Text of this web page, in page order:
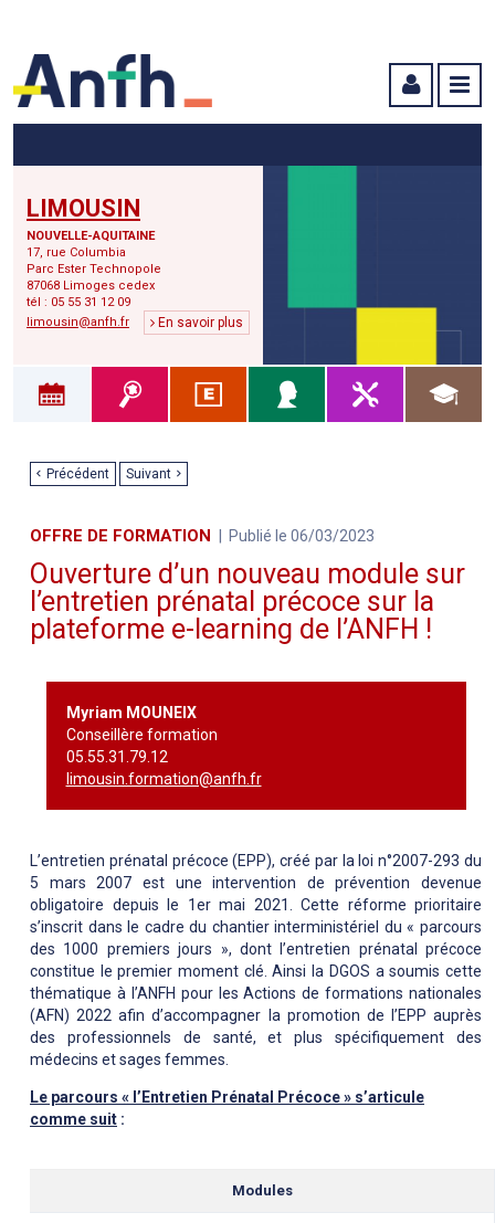
LIMOUSIN
NOUVELLE-AQUITAINE
17, rue Columbia
Parc Ester Technopole
87068 Limoges cedex
tél : 05 55 31 12 09
limousin@anfh.fr
En savoir plus
Précédent Suivant
OFFRE DE FORMATION Publié le 06/03/2023
Ouverture d’un nouveau module sur
l’entretien prénatal précoce sur la
plateforme e-learning de l’ANFH !
Myriam MOUNEIX
Conseillère formation
05.55.31.79.12
limousin.formation@anfh.fr
L’entretien prénatal précoce (EPP), créé par la loi n°2007-293 du
5 mars 2007 est une intervention de prévention devenue
obligatoire depuis le 1er mai 2021. Cette réforme prioritaire
s’inscrit dans le cadre du chantier interministériel du « parcours
des 1000 premiers jours », dont l’entretien prénatal précoce
constitue le premier moment clé. Ainsi la DGOS a soumis cette
thématique à l’ANFH pour les Actions de formations nationales
(AFN) 2022 afin d’accompagner la promotion de l’EPP auprès
des professionnels de santé, et plus spécifiquement des
médecins et sages femmes.
Le parcours « l’Entretien Prénatal Précoce » s’articule
comme suit :
Modules